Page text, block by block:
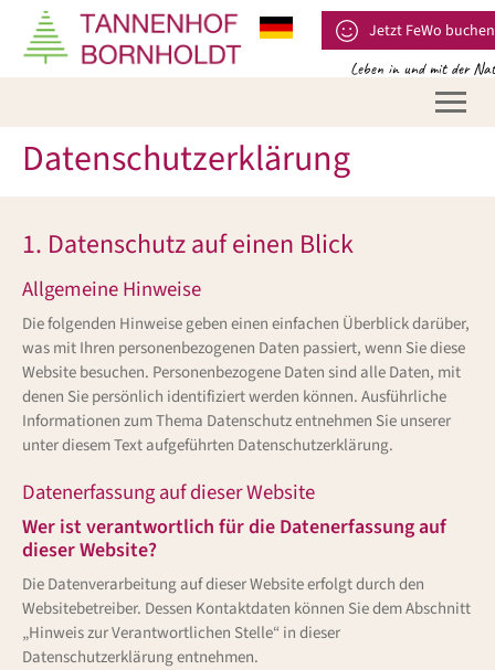
Leben in und mit der
Jetzt FeWo buchen
Sprache auswählen
Datenschutzerklärung
1. Datenschutz auf einen Blick
Allgemeine Hinweise
Die folgenden Hinweise geben einen einfachen Überblick darüber,
was mit Ihren personenbezogenen Daten passiert, wenn Sie diese
Website besuchen. Personenbezogene Daten sind alle Daten, mit
denen Sie persönlich identifiziert werden können. Ausführliche
Informationen zum Thema Datenschutz entnehmen Sie unserer
unter diesem Text aufgeführten Datenschutzerklärung.
Datenerfassung auf dieser Website
Wer ist verantwortlich für die Datenerfassung auf
dieser Website?
Die Datenverarbeitung auf dieser Website erfolgt durch den
Websitebetreiber. Dessen Kontaktdaten können Sie dem Abschnitt
„Hinweis zur Verantwortlichen Stelle“ in dieser
Datenschutzerklärung entnehmen.